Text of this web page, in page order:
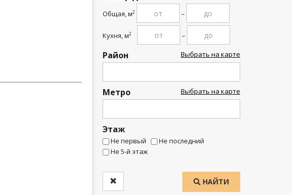
Общая, м2 –
Кухня, м2 –
Район Выбрать на карте
Метро Выбрать на карте
Этаж
Не первый
Не последний
Не 5-й этаж
НАЙТИ